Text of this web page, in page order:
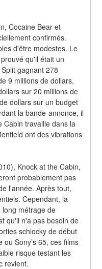
Cocaine Bear et
confirmés.
d'être modestes. Le
qu'il était un
gagnant 278
9 millions de dollars,
sur 20 millions de
dollars sur un budget
la bande-annonce, il
Cabin travaille dans la
ont des vibrations
Knock at the Cabin,
probablement pas
l'année. Après tout,
Cependant, la
métrage de
qu'il n'a pas besoin de
schlocky de début
ou Sony’s 65, ces films
risque testant les
revient.